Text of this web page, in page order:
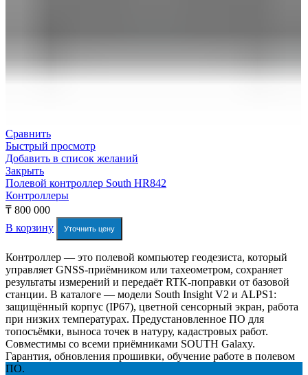
Сравнить
Быстрый просмотр
Добавить в список желаний
Закрыть
Полевой контроллер South HR842
Контроллеры
₸ 800 000
В корзину
Уточнить цену
Контроллер — это полевой компьютер геодезиста, который
управляет GNSS-приёмником или тахеометром, сохраняет
результаты измерений и передаёт RTK-поправки от базовой
станции. В каталоге — модели South Insight V2 и ALPS1:
защищённый корпус (IP67), цветной сенсорный экран, работа
при низких температурах. Предустановленное ПО для
топосъёмки, выноса точек в натуру, кадастровых работ.
Совместимы со всеми приёмниками SOUTH Galaxy.
Гарантия, обновления прошивки, обучение работе в полевом
ПО.